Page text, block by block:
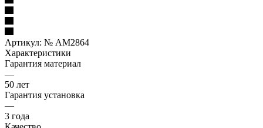
Артикул: № AM2864
Характеристики
Гарантия материал
—
50 лет
Гарантия установка
—
3 года